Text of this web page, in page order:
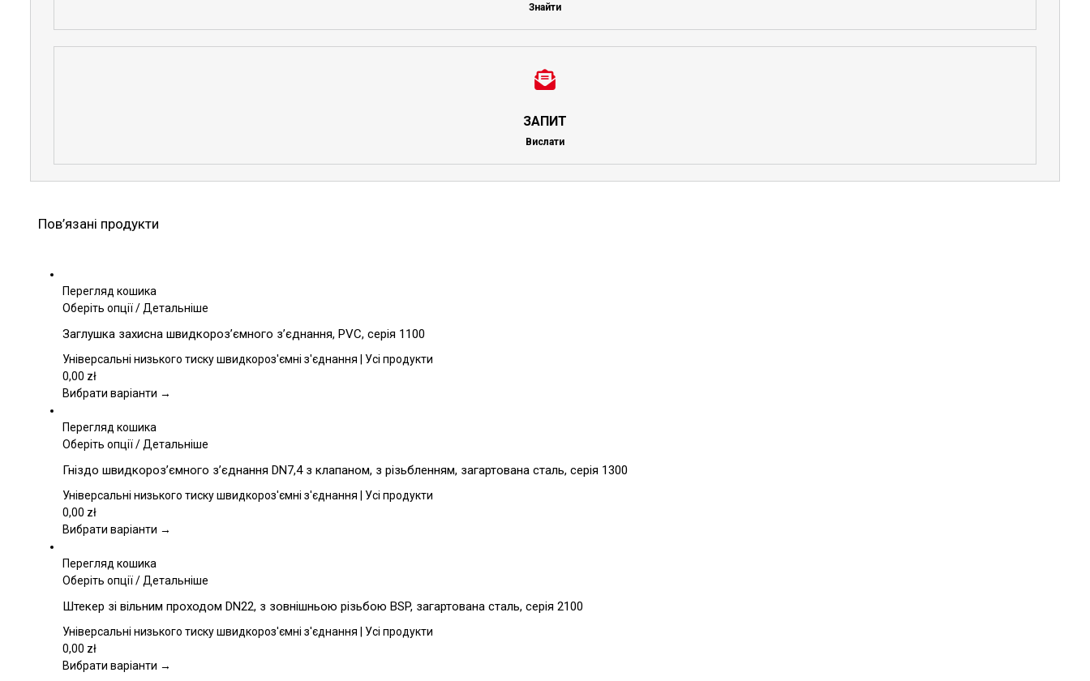
Знайти
ЗАПИТ
Вислати
Пов’язані продукти
Перегляд кошика
Оберіть опції Цей
має
кілька
Параметри
вибрати
на
товару
/Детальніше
Заглушка захисна швидкороз’ємного з’єднання, PVC, серія 1100
Універсальні низького тиску швидкороз'ємні з'єднання | Усі продукти
0,00 zł
Вибрати варіанти →
Перегляд кошика
Оберіть опції Цей
має
кілька
Параметри
вибрати
на
товару
/Детальніше
Гніздо швидкороз’ємного з’єднання DN7,4 з клапаном, з різьбленням, загартована сталь, серія 1300
Універсальні низького тиску швидкороз'ємні з'єднання | Усі продукти
0,00 zł
Вибрати варіанти →
Перегляд кошика
Оберіть опції Цей
має
кілька
Параметри
/Детальніше
Штекер зі вільним проходом DN22, з зовнішньою різьбою BSP, загартована сталь, серія 2100
Універсальні низького тиску швидкороз'ємні з'єднання | Усі продукти
0,00 zł
Вибрати варіанти →